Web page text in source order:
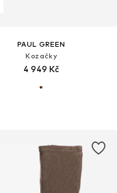
PAUL GREEN
Kozačky
4 949 Kč